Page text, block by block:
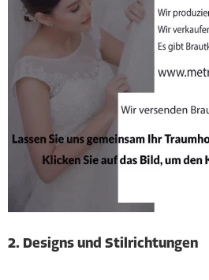
2. Designs und Stilrichtungen